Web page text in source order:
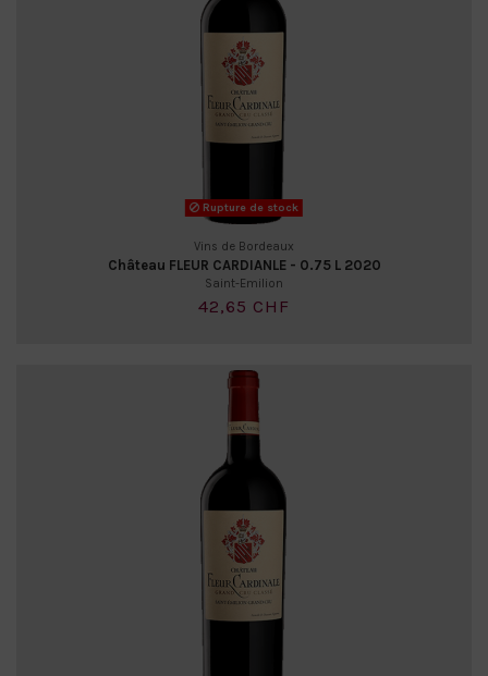
Rupture de stock
Vins de Bordeaux
Château FLEUR CARDIANLE - 0.75 L 2020
Saint-Emilion
42,65 CHF